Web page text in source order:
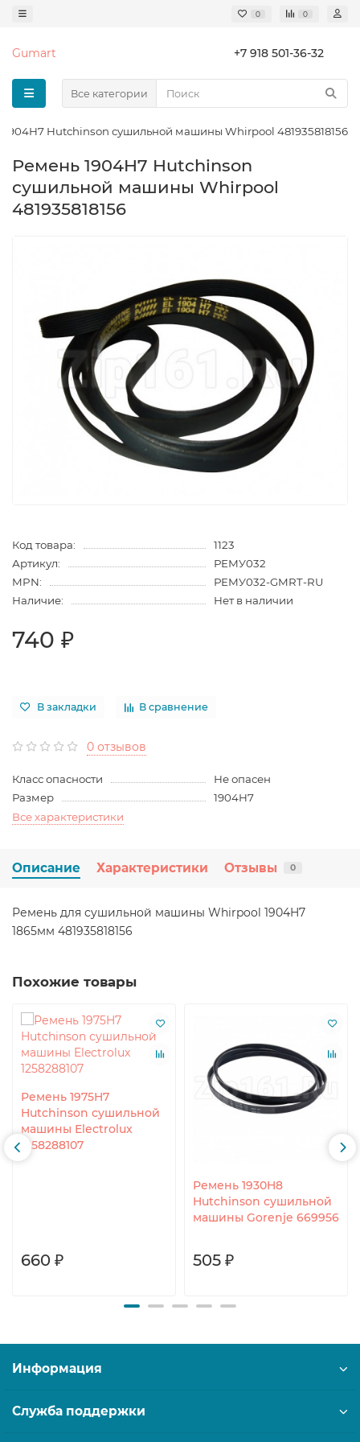
0 0
Gumart +7 918 501-36-32
Все категории
1904H7 Hutchinson сушильной машины Whirpool 481935818156
Ремень 1904H7 Hutchinson
сушильной машины Whirpool
481935818156
Код товара:
1123
Артикул:
РЕМУ032
MPN:
РЕМУ032-GMRT-RU
Наличие:
Нет в наличии
740 ₽
В закладки В сравнение
0 отзывов
Класс опасности
Не опасен
Размер
1904H7
Все характеристики
Описание Характеристики Отзывы 0
Ремень для сушильной машины Whirpool 1904H7
1865мм 481935818156
Похожие товары
Ремень 1975H7
Hutchinson сушильной
машины Electrolux
1258288107
660 ₽
Ремень 1930H8
Hutchinson сушильной
машины Gorenje 669956
505 ₽
Информация
Служба поддержки